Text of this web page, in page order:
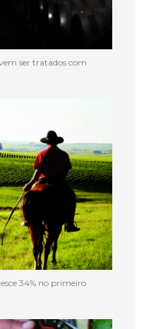
ser tratados com
34% no primeiro